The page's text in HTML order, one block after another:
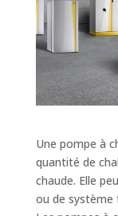
Une pompe à
quantité de
chaude. Elle
ou de système